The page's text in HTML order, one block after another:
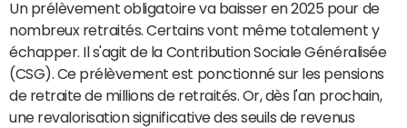
Un prélèvement obligatoire va baisser en 2025 pour de
nombreux retraités. Certains vont même totalement y
échapper. Il s'agit de la Contribution Sociale Généralisée
(CSG). Ce prélèvement est ponctionné sur les pensions
de retraite de millions de retraités. Or, dès l'an prochain,
une revalorisation significative des seuils de revenus